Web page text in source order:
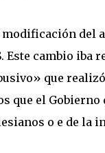
del
cambio iba
que
que el Gobierno
o e de